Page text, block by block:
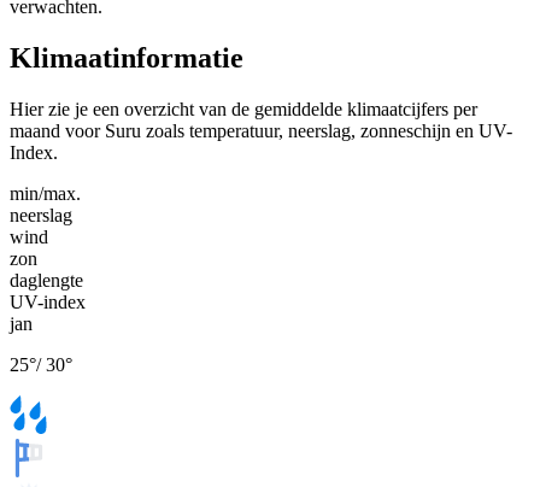
verwachten.
Klimaatinformatie
Hier zie je een overzicht van de gemiddelde klimaatcijfers per
maand voor Suru zoals temperatuur, neerslag, zonneschijn en UV-
Index.
min/max.
neerslag
wind
zon
daglengte
UV-index
jan
25°/30°